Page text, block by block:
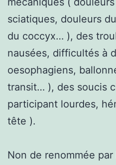
sciatiques, douleurs
du coccyx… ), des
nausées, difficultés à
oesophagiens,
transit… ), des soucis
participant lourdes,
tête ).
Non de renommée par